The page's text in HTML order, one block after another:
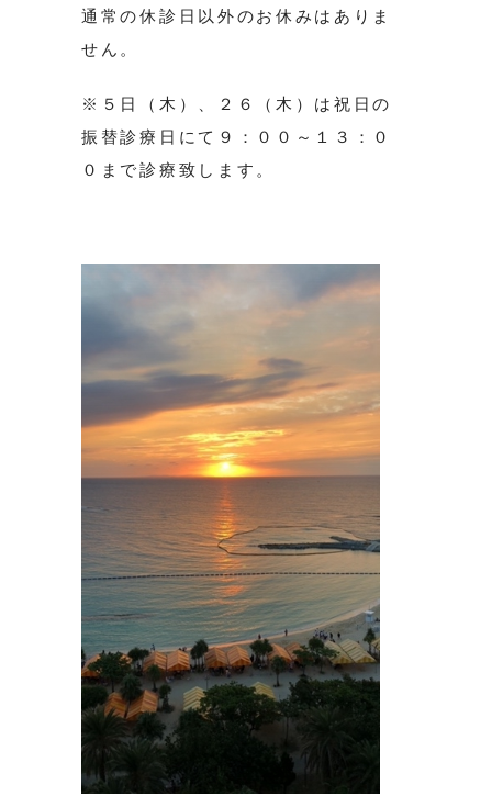
通常の休診日以外のお休みはありま
せん。
※５日（木）、２６（木）は祝日の
振替診療日にて９：００～１３：０
０まで診療致します。